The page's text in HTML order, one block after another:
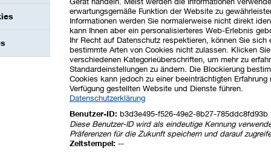
die zuständige Wettbewerbsbehörde schloss BASF
des brasilianischen Geschäfts mit
Ohio, ab. Der Kaufpreis ohne Berücksichtigung von
Milliarden US$ (981 Millionen €). Die Transaktion
in Demarchi und Jaboatão, damit
sowie rund 1.000 Mitarbeitende. Das
Coatings im Segment Surface Technologies
rund
485 Millionen € und war nahezu ausschließlich
erwartungsgemäße Funktion der Website zu
Informationen werden Sie normalerweise nicht direkt
kann Ihnen aber ein personalisierteres Web-Erlebnis
Ihr Recht auf Datenschutz respektieren, können Sie sich
bestimmte Arten von Cookies nicht zulassen. Klicken
verschiedenen Kategorieüberschriften, um mehr zu
Standardeinstellungen zu ändern. Die Blockierung
Cookies kann jedoch zu einer beeinträchtigten
Verfügung gestellten Website und Dienste führen.
Datenschutzerklärung
Benutzer-ID: b3d3e495-f526-49e2-8b27-785ddc8fd93b
Diese Benutzer-ID wird als eindeutige Kennung
Präferenzen für die Zukunft speichern und darauf
Zeitstempel: --